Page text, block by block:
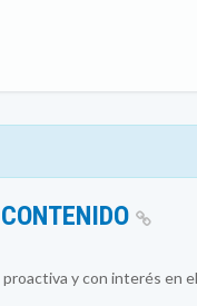
y con interés en